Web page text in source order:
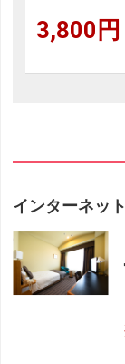
3,800
インターネッ